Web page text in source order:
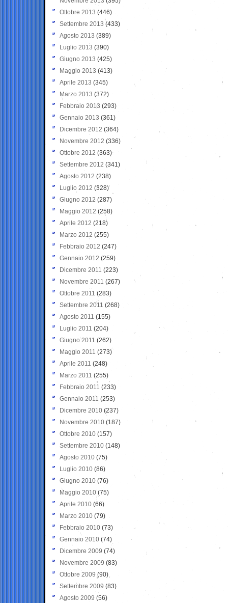
Ottobre 2013 (446)
Settembre 2013 (433)
Agosto 2013 (389)
Luglio 2013 (390)
Giugno 2013 (425)
Maggio 2013 (413)
Aprile 2013 (345)
Marzo 2013 (372)
Febbraio 2013 (293)
Gennaio 2013 (361)
Dicembre 2012 (364)
Novembre 2012 (336)
Ottobre 2012 (363)
Settembre 2012 (341)
Agosto 2012 (238)
Luglio 2012 (328)
Giugno 2012 (287)
Maggio 2012 (258)
Aprile 2012 (218)
Marzo 2012 (255)
Febbraio 2012 (247)
Gennaio 2012 (259)
Dicembre 2011 (223)
Novembre 2011 (267)
Ottobre 2011 (283)
Settembre 2011 (268)
Agosto 2011 (155)
Luglio 2011 (204)
Giugno 2011 (262)
Maggio 2011 (273)
Aprile 2011 (248)
Marzo 2011 (255)
Febbraio 2011 (233)
Gennaio 2011 (253)
Dicembre 2010 (237)
Novembre 2010 (187)
Ottobre 2010 (157)
Settembre 2010 (148)
Agosto 2010 (75)
Luglio 2010 (86)
Giugno 2010 (76)
Maggio 2010 (75)
Aprile 2010 (66)
Marzo 2010 (79)
Febbraio 2010 (73)
Gennaio 2010 (74)
Dicembre 2009 (74)
Novembre 2009 (83)
Ottobre 2009 (90)
Settembre 2009 (83)
Agosto 2009 (56)